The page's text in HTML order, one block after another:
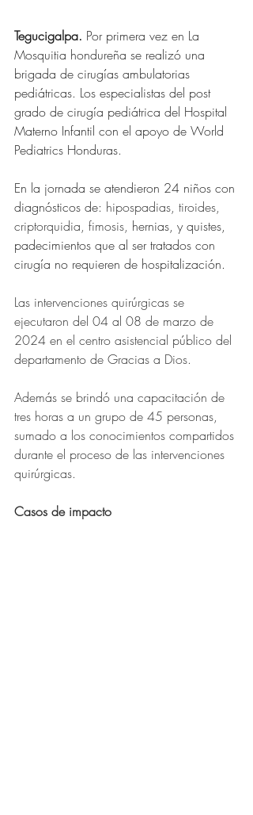
Tegucigalpa. Por primera vez en La
Mosquitia hondureña se realizó una
brigada de cirugías ambulatorias
pediátricas. Los especialistas del post
grado de cirugía pediátrica del Hospital
Materno Infantil con el apoyo de World
Pediatrics Honduras.
En la jornada se atendieron 24 niños con
diagnósticos de: hipospadias, tiroides,
criptorquidia, fimosis, hernias, y quistes,
padecimientos que al ser tratados con
cirugía no requieren de hospitalización.
Las intervenciones quirúrgicas se
ejecutaron del 04 al 08 de marzo de
2024 en el centro asistencial público del
departamento de Gracias a Dios.
Además se brindó una capacitación de
tres horas a un grupo de 45 personas,
sumado a los conocimientos compartidos
durante el proceso de las intervenciones
quirúrgicas.
Casos de impacto